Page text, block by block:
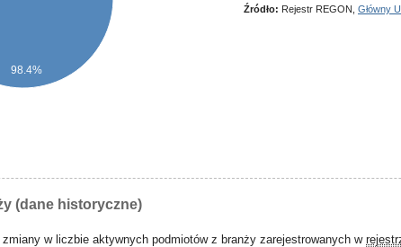
98.4%
Źródło: Rejestr REGON, Główny
(dane historyczne)
w liczbie aktywnych podmiotów z branży zarejestrowanych w